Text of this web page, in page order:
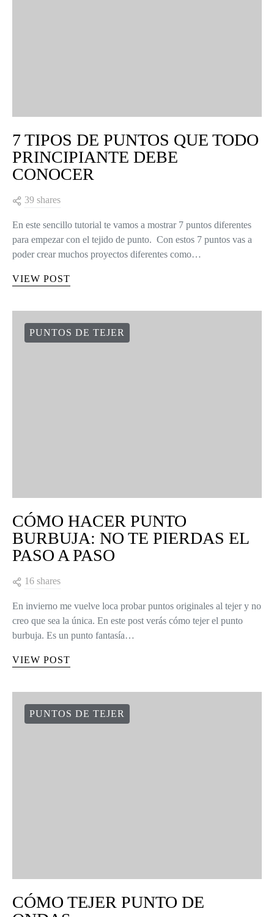
7 TIPOS DE PUNTOS QUE TODO
PRINCIPIANTE DEBE
CONOCER
39 shares
En este sencillo tutorial te vamos a mostrar 7 puntos diferentes
para empezar con el tejido de punto. Con estos 7 puntos vas a
poder crear muchos proyectos diferentes como…
VIEW POST
PUNTOS DE TEJER
CÓMO HACER PUNTO
BURBUJA: NO TE PIERDAS EL
PASO A PASO
16 shares
En invierno me vuelve loca probar puntos originales al tejer y no
creo que sea la única. En este post verás cómo tejer el punto
burbuja. Es un punto fantasía…
VIEW POST
PUNTOS DE TEJER
CÓMO TEJER PUNTO DE